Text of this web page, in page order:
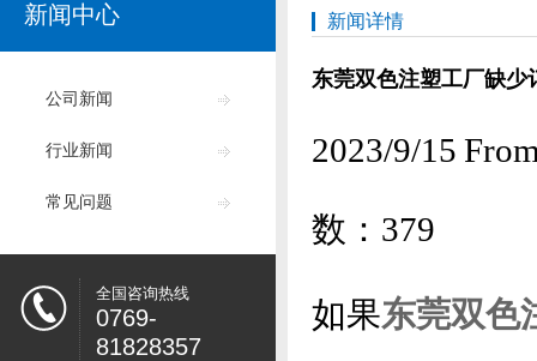
新闻中心
公司新闻
行业新闻
常见问题
全国咨询热线
0769-
81828357
新闻详情
东莞双色注塑工厂缺少
2023/9/15
数： 379
如果东莞双色